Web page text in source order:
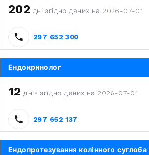
202 дні згідно даних на 2026-07-01
297 652 300
Ендокринолог
12 днів згідно даних на 2026-07-01
297 652 137
Ендопротезування колінного суглоба